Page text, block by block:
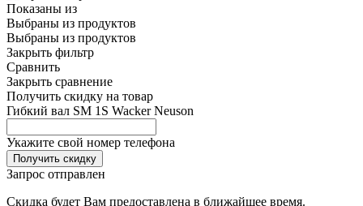
Показаны из
Выбраны из продуктов
Выбраны из продуктов
Закрыть фильтр
Сравнить
Закрыть сравнение
Получить скидку на товар
Гибкий вал SM 1S Wacker Neuson
Укажите свой номер телефона
Получить скидку
Запрос отправлен
Скидка будет Вам предоставлена в ближайшее время.